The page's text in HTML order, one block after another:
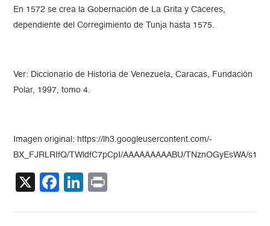
En 1572 se crea la Gobernación de La Grita y Cáceres,
dependiente del Corregimiento de Tunja hasta 1575.
Ver: Diccionario de Historia de Venezuela, Caracas, Fundación
Polar, 1997, tomo 4.
Imagen original: https://lh3.googleusercontent.com/-
BX_FJRLRIfQ/TWldfC7pCpI/AAAAAAAAABU/TNznOGyEsWA/
X Facebook
LinkedIn